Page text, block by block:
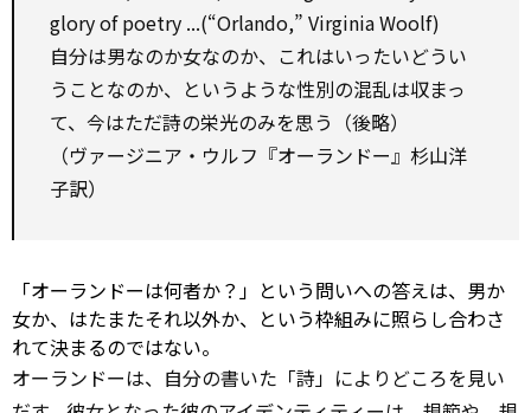
glory of poetry ...(“Orlando,” Virginia Woolf)
自分は男なのか女なのか、これはいったいどうい
うことなのか、というような性別の混乱は収まっ
て、今はただ詩の栄光のみを思う（後略）
（ヴァージニア・ウルフ『オーランドー』杉山洋
子訳）
「オーランドーは何者か？」という問いへの答えは、男か
女か、はたまたそれ以外か、という枠組みに照らし合わさ
れて決まるのではない。
オーランドーは、自分の書いた「詩」によりどころを見い